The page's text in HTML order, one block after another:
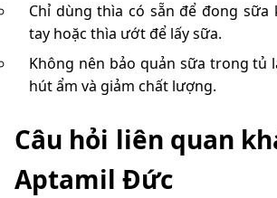
Chỉ dùng thìa có sẵn để đong sữa
tay hoặc thìa ướt để lấy sữa.
Không nên bảo quản sữa trong tủ
hút ẩm và giảm chất lượng.
Câu hỏi liên quan
Aptamil Đức